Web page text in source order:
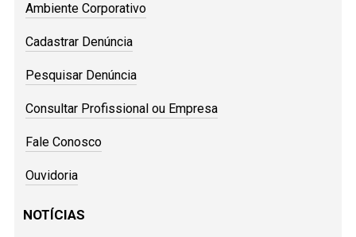
Ambiente Corporativo
Cadastrar Denúncia
Pesquisar Denúncia
Consultar Profissional ou Empresa
Fale Conosco
Ouvidoria
NOTÍCIAS